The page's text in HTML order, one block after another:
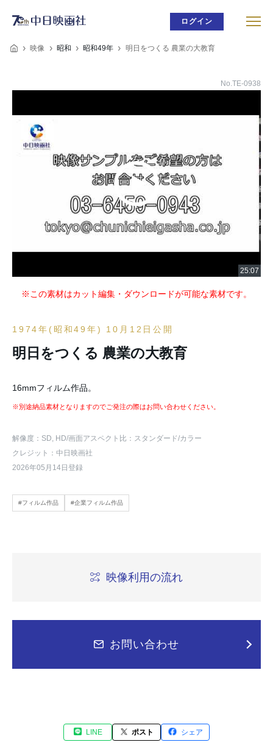
ログイン
映像 昭和 昭和49年 明日をつくる 農業の大教育
No.TE-0938
※この素材はカット編集・ダウンロードが可能な素材です。
1974年(昭和49年) 10月12日公開
明日をつくる 農業の大教育
16mmフィルム作品。
※別途納品素材となりますのでご発注の際はお問い合わせください。
解像度：SD, HD/画面アスペクト比：スタンダード/カラー
クレジット：中日映画社
2026年05月14日登録
#フィルム作品 #企業フィルム作品
映像利用の流れ
お問い合わせ
LINE ポスト シェア